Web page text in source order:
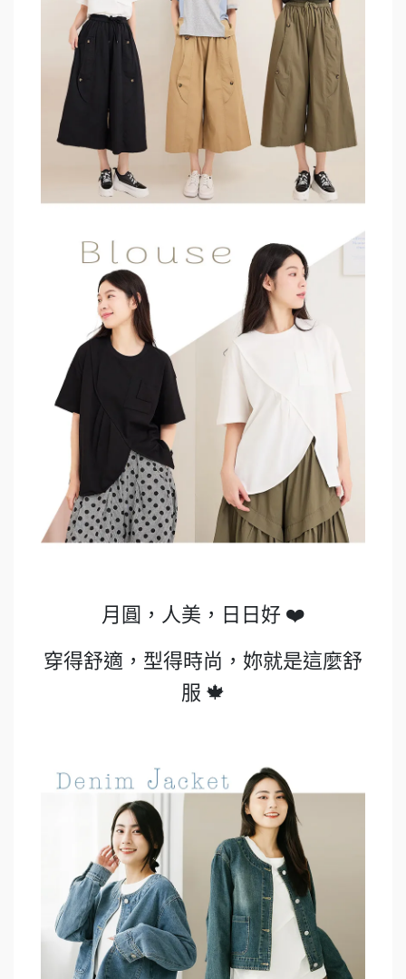
月圓，人美，日日好 ❤
穿得舒適，型得時尚，妳就是這麼舒
服 🍁